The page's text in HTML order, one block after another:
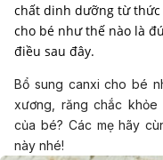
chất dinh dưỡng từ thức
cho bé như thế nào là
điều sau đây.
Bổ sung canxi cho bé
xương, răng chắc
của bé? Các mẹ hãy
này nhé!